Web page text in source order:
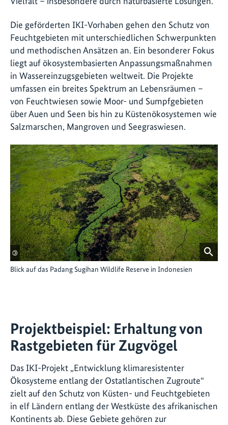
©
Blick auf das Padang Sugihan Wildlife Reserve in Indonesien
Die geförderten IKI-Vorhaben gehen den Schutz von
Feuchtgebieten mit unterschiedlichen Schwerpunkten
und methodischen Ansätzen an. Ein besonderer Fokus
liegt auf ökosystembasierten Anpassungsmaßnahmen
in Wassereinzugsgebieten weltweit. Die Projekte
umfassen ein breites Spektrum an Lebensräumen –
von Feuchtwiesen sowie Moor- und Sumpfgebieten
über Auen und Seen bis hin zu Küstenökosystemen wie
Salzmarschen, Mangroven und Seegraswiesen.
Projektbeispiel: Erhaltung von
Rastgebieten für Zugvögel
Das IKI-Projekt „Entwicklung klimaresistenter
Ökosysteme entlang der Ostatlantischen Zugroute“
zielt auf den Schutz von Küsten- und Feuchtgebieten
in elf Ländern entlang der Westküste des afrikanischen
Kontinents ab. Diese Gebiete gehören zur